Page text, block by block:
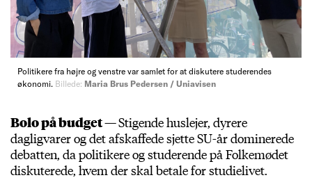
Politikere fra højre og venstre var samlet for at diskutere studerendes
økonomi. Billede: Maria Brus Pedersen / Uniavisen
Bolo på budget —Stigende huslejer, dyrere
dagligvarer og det afskaffede sjette SU-år dominerede
debatten, da politikere og studerende på Folkemødet
diskuterede, hvem der skal betale for studielivet.